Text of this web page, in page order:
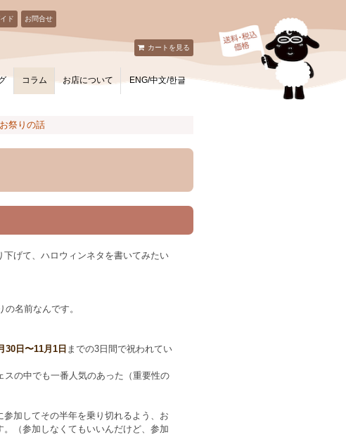
カートを見る
ド お問合せ
コラム お店について ENG/中文/한글
祭りの話
げて、ハロウィンネタを書いてみたい
名前なんです。
30日〜11月1日 までの3日間で祝われてい
の中でも一番人気のあった（重要性の
加してその半年を乗り切れるよう、お
（参加しなくてもいいんだけど、参加